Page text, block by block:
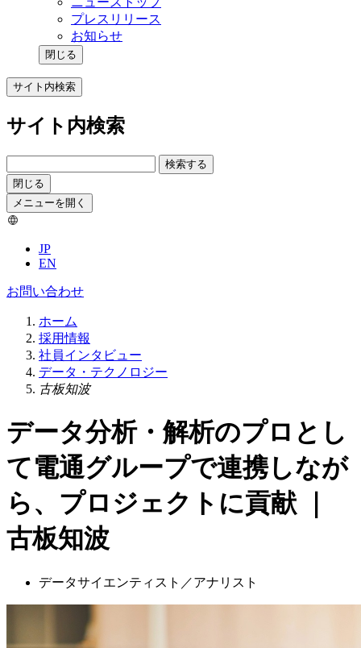
プレスリリース
お知らせ
閉じる
サイト内検索
サイト内検索
検索する
閉じる
メニューを開く
JP
EN
お問い合わせ
ホーム
採用情報
社員インタビュー
データ・テクノロジー
古板知波
データ分析・解析のプロとし
て電通グループで連携しなが
ら、プロジェクトに貢献 ｜
古板知波
データサイエンティスト／アナリスト